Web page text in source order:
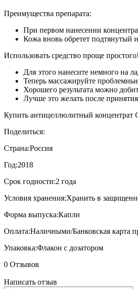
Преимущества препарата:
При первом нанесении
Кожа вновь обретет подтянутый
Использовать средство проще простого!
Для этого нанесите немного на
Теперь массажируйте
Хорошего результата можно
Лучше это желать после
Купить антицеллюлитный концентрат
Поделиться:
Страна:Россия
Год:2018
Срок годности:2 года
Условия хранения:Хранить в
Форма выпуска:Капли
Оплата:Наличными/Банковская карта
Упаковка:Флакон с дозатором
0 Отзывов
Написать отзыв